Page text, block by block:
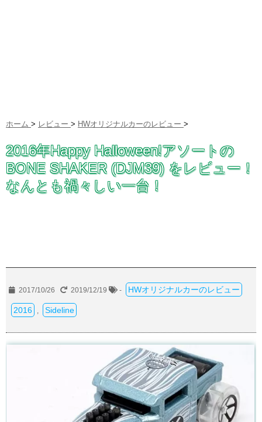
ホーム > レビュー > HWオリジナルカーのレビュー >
2016年Happy Halloween!アソートの
BONE SHAKER (DJM39) をレビュー！
なんとも禍々しい一台！
2017/10/26 2019/12/19 - HWオリジナルカーのレビュー
2016 Sideline